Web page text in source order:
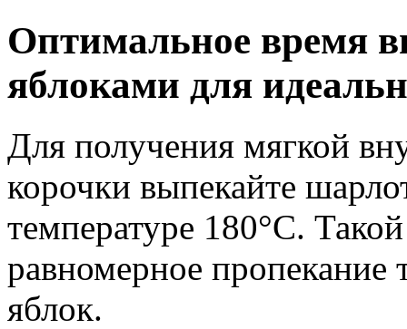
Оптимальное время
яблоками для
Для получения мягкой
корочки выпекайте
температуре 180°C.
равномерное пропекание
яблок.